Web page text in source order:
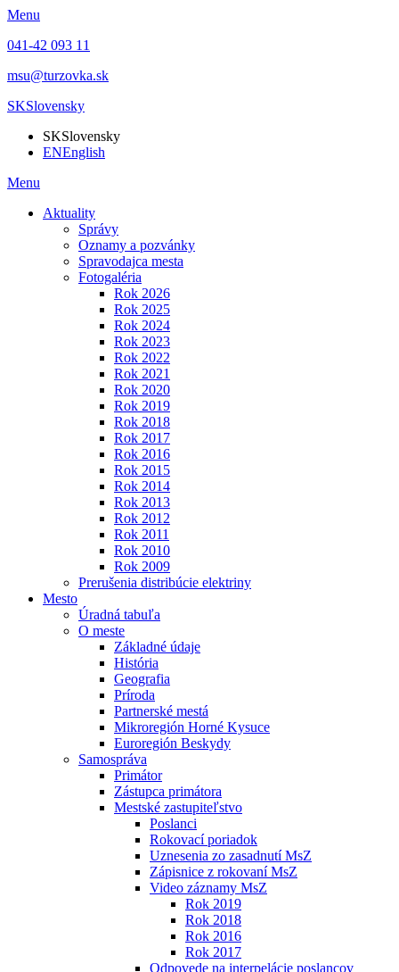
Menu
041-42 093 11
msu@turzovka.sk
SKSlovensky
SKSlovensky
ENEnglish
Menu
Aktuality
Správy
Oznamy a pozvánky
Spravodajca mesta
Fotogaléria
Rok 2026
Rok 2025
Rok 2024
Rok 2023
Rok 2022
Rok 2021
Rok 2020
Rok 2019
Rok 2018
Rok 2017
Rok 2016
Rok 2015
Rok 2014
Rok 2013
Rok 2012
Rok 2011
Rok 2010
Rok 2009
Prerušenia distribúcie elektriny
Mesto
Úradná tabuľa
O meste
Základné údaje
História
Geografia
Príroda
Partnerské mestá
Mikroregión Horné Kysuce
Euroregión Beskydy
Samospráva
Primátor
Zástupca primátora
Mestské zastupiteľstvo
Poslanci
Rokovací poriadok
Uznesenia zo zasadnutí MsZ
Zápisnice z rokovaní MsZ
Video záznamy MsZ
Rok 2019
Rok 2018
Rok 2016
Rok 2017
Odpovede na interpelácie poslancov